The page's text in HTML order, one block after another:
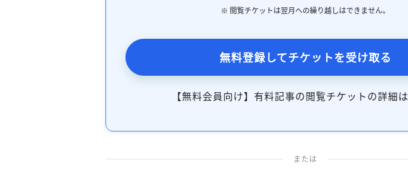
※ 閲覧チケットは翌月への繰り越しはできません。
無料登録してチケットを受け取る
【無料会員向け】有料記事の閲覧チケットの詳細は
または